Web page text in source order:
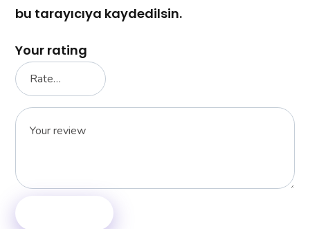
bu tarayıcıya kaydedilsin.
Your rating